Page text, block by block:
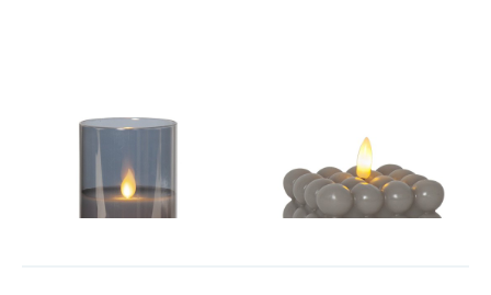
uri gri în sticlă Star Trading
M-Twinkle, înălțime 15 cm
Lumânare cu LED din ceară
gri Star Trading Flamme
Dot, înălțime 9,5 cm
49 lei